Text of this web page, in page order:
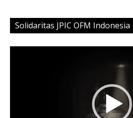
Solidaritas JPIC OFM Indonesia